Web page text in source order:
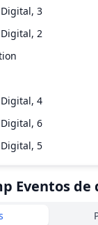
3
2
4
6
5
Eventos de